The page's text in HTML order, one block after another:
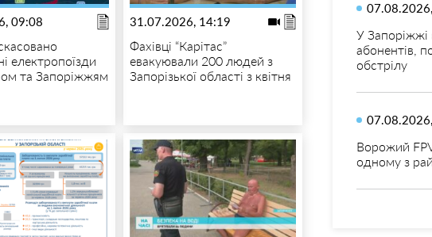
09:08
електропоїзди
та Запоріжжям
31.07.2026, 14:19
Фахівці “Карітас”
евакуювали 200 людей з
Запорізької області з квітня
У Запоріжжі
абонентів,
обстрілу
Ворожий
одному з